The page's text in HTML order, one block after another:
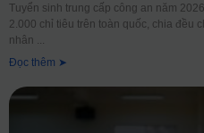
Tuyển sinh trung cấp công an năm
2.000 chỉ tiêu trên toàn quốc, chia đều
nhân
Đọc thêm ➤